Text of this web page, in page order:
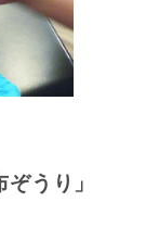
うり」